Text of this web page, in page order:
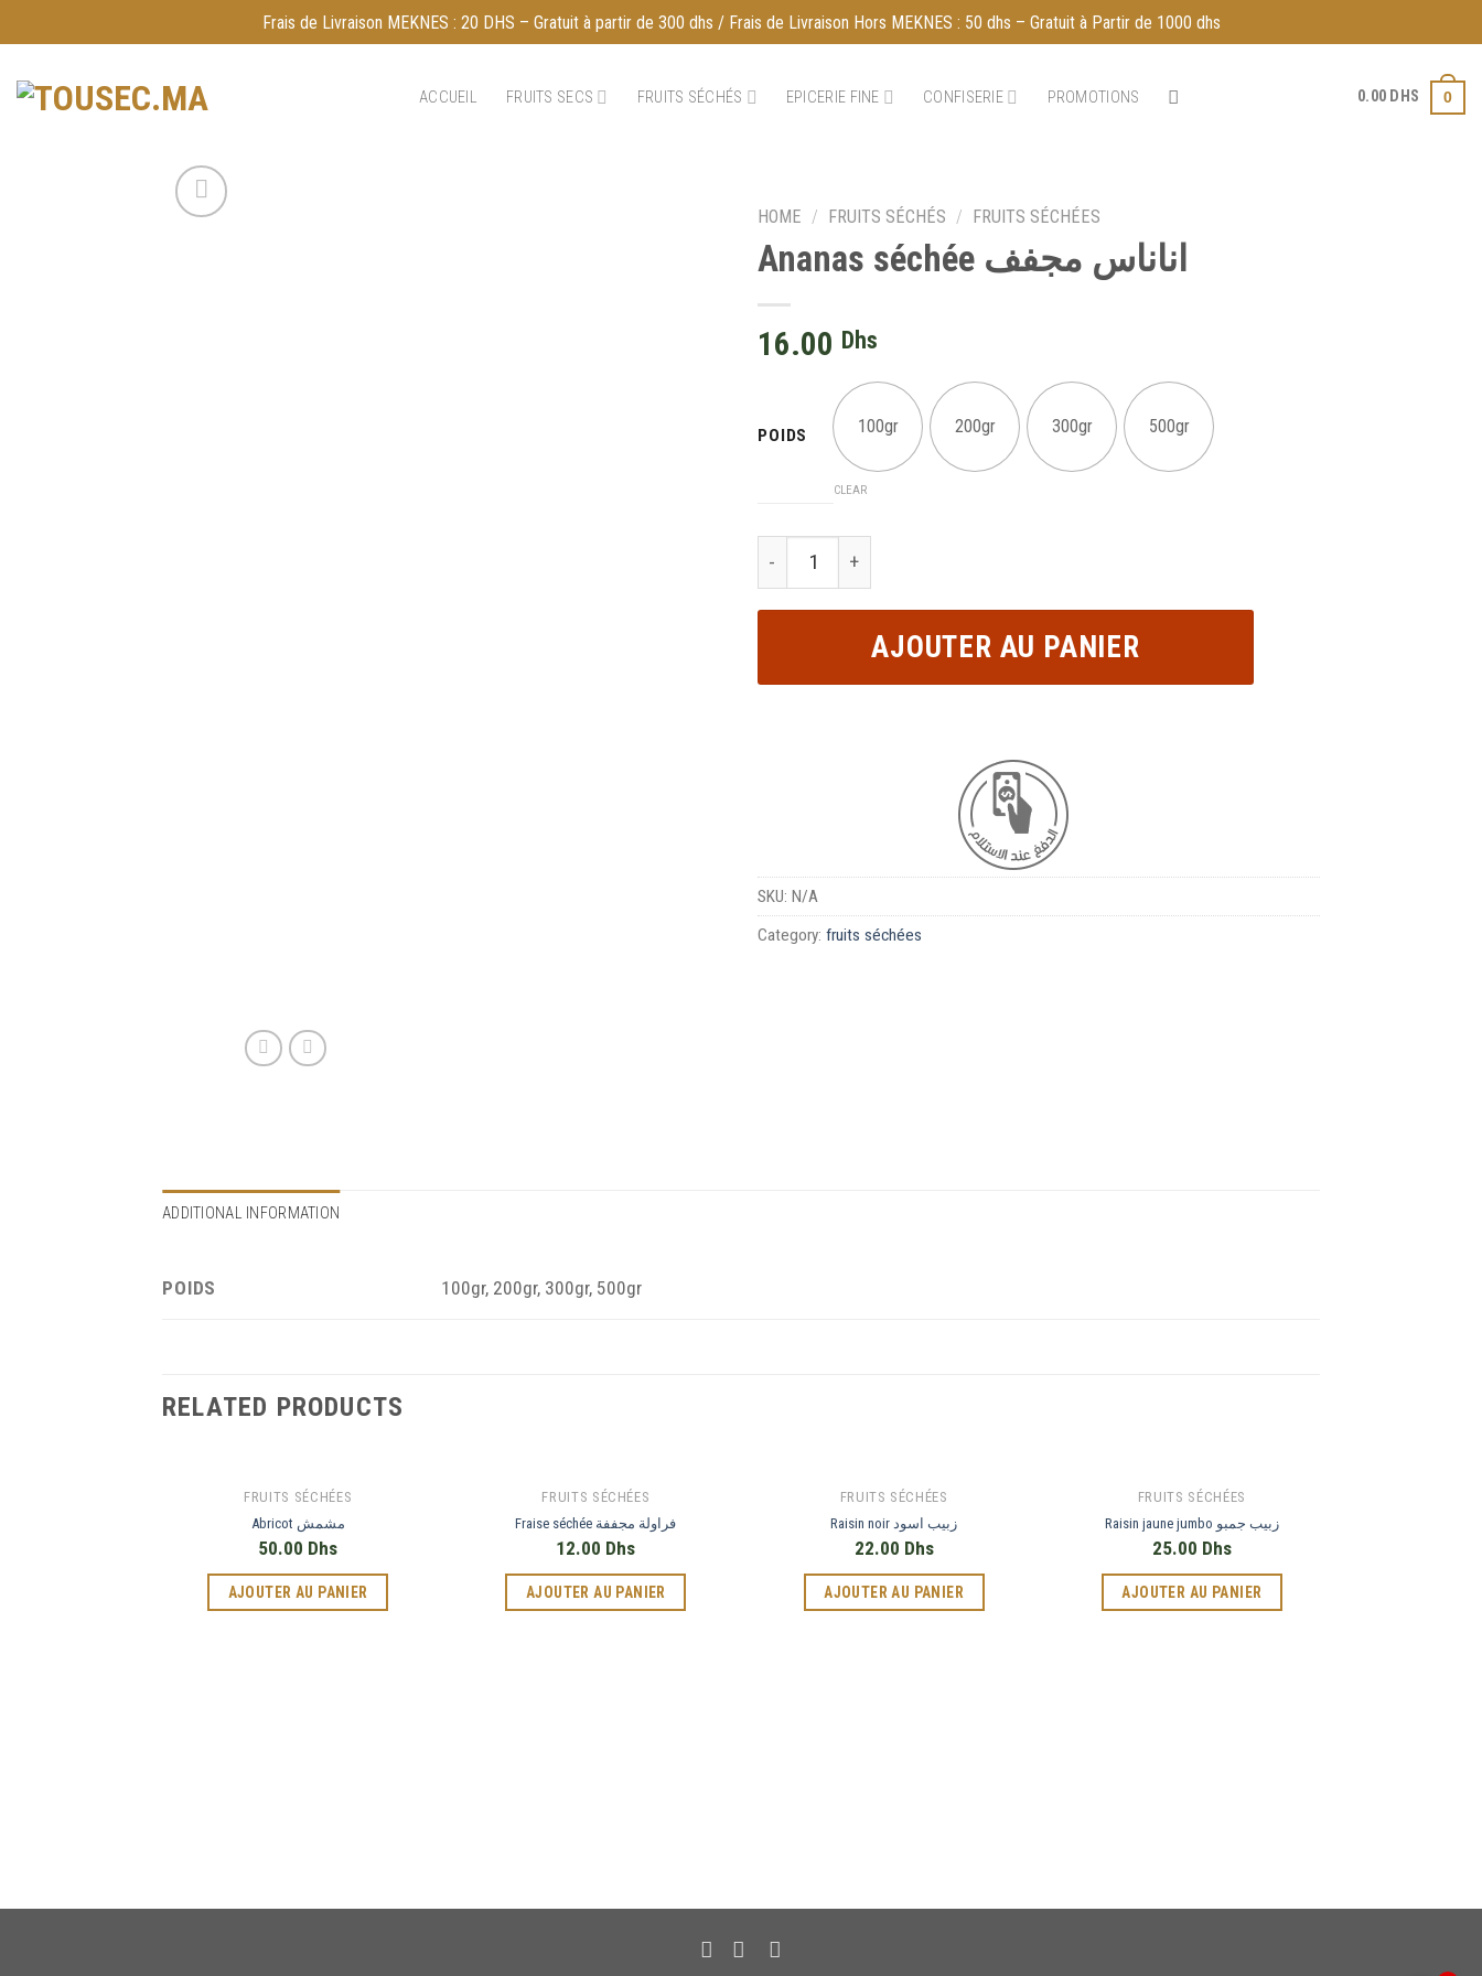
to
content
Frais de Livraison MEKNES : 20 DHS – Gratuit à partir de 300 dhs / Frais de Livraison Hors MEKNES : 50 dhs – Gratuit à Partir de 1000 dhs
ACCUEIL FRUITS SECS FRUITS SÉCHÉS EPICERIE FINE CONFISERIE PROMOTIONS 0.00 DHS 0
HOME / FRUITS SÉCHÉS / FRUITS SÉCHÉES
Ananas séchée اناناس مجفف
16.00 Dhs
POIDS 100gr 200gr 300gr 500gr
CLEAR
AJOUTER AU PANIER
SKU: N/A
Category: fruits séchées
ADDITIONAL INFORMATION
POIDS 100gr, 200gr, 300gr, 500gr
RELATED PRODUCTS
FRUITS SÉCHÉES
Abricot مشمش
50.00 Dhs
AJOUTER AU PANIER
FRUITS SÉCHÉES
Fraise séchée فراولة مجففة
12.00 Dhs
AJOUTER AU PANIER
FRUITS SÉCHÉES
Raisin noir زبيب اسود
22.00 Dhs
AJOUTER AU PANIER
FRUITS SÉCHÉES
Raisin jaune jumbo زبيب جمبو
25.00 Dhs
AJOUTER AU PANIER
WhatsApp